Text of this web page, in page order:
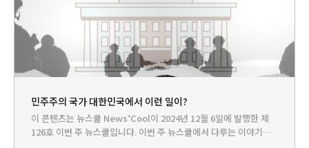
민주주의 국가 대한민국에서 이런 일이?
이 콘텐츠는 뉴스쿨 News’Cool이 2024년 12월 6일에 발행한 제
126호 이번 주 뉴스쿨입니다.‌ 이번 주 뉴스쿨에서 다루는 이야기는...